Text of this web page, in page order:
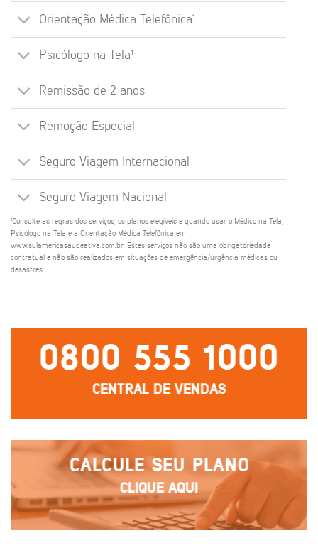
Orientação Médica Telefônica¹
Psicólogo na Tela¹
Remissão de 2 anos
Remoção Especial
Seguro Viagem Internacional
Seguro Viagem Nacional
¹Consulte as regras dos serviços, os planos elegíveis e quando usar o Médico na Tela,
Psicólogo na Tela e a Orientação Médica Telefônica em
www.sulamericasaudeativa.com.br. Estes serviços não são uma obrigatoriedade
contratual e não são realizados em situações de emergência/urgência médicas ou
desastres.
0800 555 1000
CENTRAL DE VENDAS
CALCULE SEU PLANO
CLIQUE AQUI